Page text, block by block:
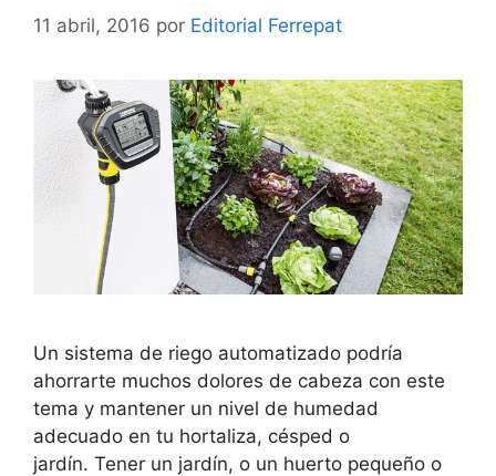
11 abril, 2016 por Editorial Ferrepat
Un sistema de riego automatizado podría
ahorrarte muchos dolores de cabeza con este
tema y mantener un nivel de humedad
adecuado en tu hortaliza, césped o
jardín. Tener un jardín, o un huerto pequeño o